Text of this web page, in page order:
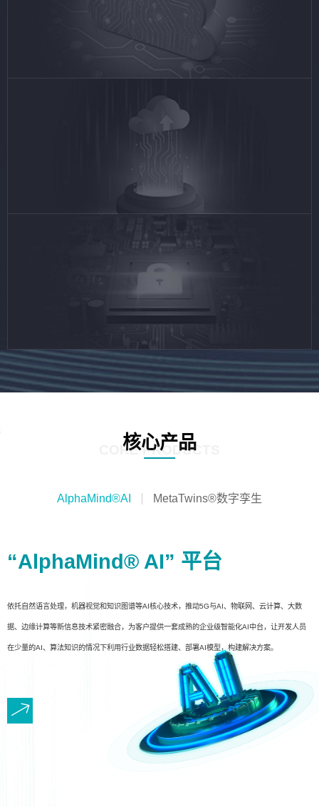
核心产品
CORE PRODUCTS
AlphaMind®AI MetaTwins®数字孪生
“AlphaMind® AI” 平台
依托自然语言处理，机器视觉和知识图谱等AI核心技术，推动5G与AI、物联网、云计算、大数
据、边缘计算等新信息技术紧密融合，为客户提供一套成熟的企业级智能化AI中台，让开发人员
在少量的AI、算法知识的情况下利用行业数据轻松搭建、部署AI模型，构建解决方案。